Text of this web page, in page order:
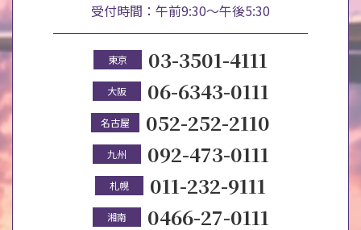
受付時間：午前9:30～午後5:30
東京 03-3501-4111
大阪 06-6343-0111
名古屋 052-252-2110
九州 092-473-0111
札幌 011-232-9111
湘南 0466-27-0111